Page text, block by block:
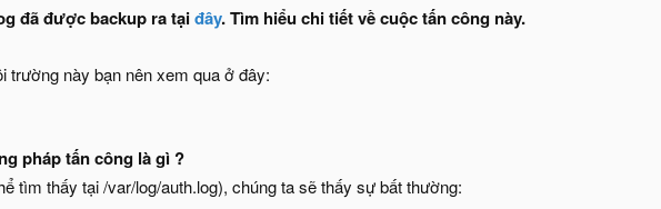
đã được backup ra tạiđây. Tìm hiểu chi tiết về cuộc tấn công này.
trường này bạn nên xem qua ở đây:
pháp tấn công là gì ?
tìm thấy tại /var/log/auth.log), chúng ta sẽ thấy sự bất thường: